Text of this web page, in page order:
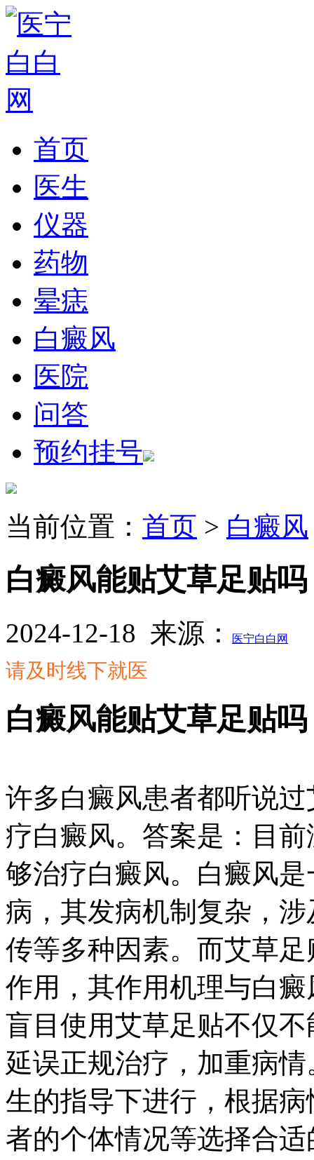
首页
医生
仪器
药物
晕痣
白癜风
医院
问答
预约挂号
当前位置： 首页 > 白癜风
白癜风能贴艾草足贴吗
2024-12-18 来源： 医宁白白网
请及时线下就医
白癜风能贴艾草足贴吗
许多白癜风患者都听说
疗白癜风。答案是：目
够治疗白癜风。白癜风
病，其发病机制复杂，
传等多种因素。而艾草
作用，其作用机理与白
盲目使用艾草足贴不仅
延误正规治疗，加重病
生的指导下进行，根据
者的个体情况等选择合